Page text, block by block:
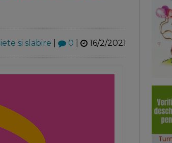
si slabire 0 16/2/2021